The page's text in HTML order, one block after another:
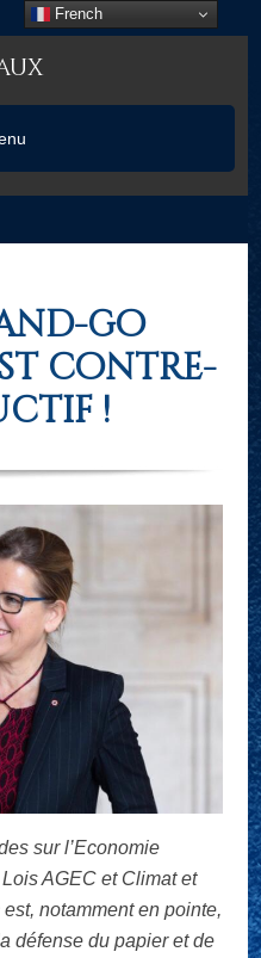
go
contre-
!
sur l’Economie
AGEC et Climat et
notamment en pointe,
défense du papier et de
French